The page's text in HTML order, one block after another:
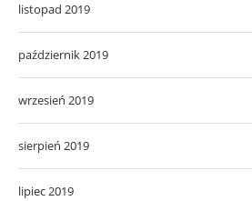
listopad 2019
październik 2019
wrzesień 2019
sierpień 2019
lipiec 2019